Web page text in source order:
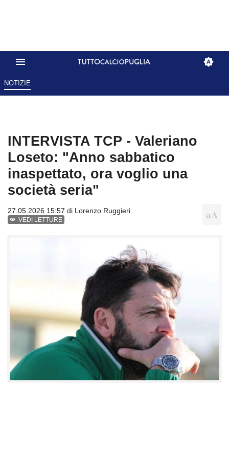
NOTIZIE
INTERVISTA TCP - Valeriano
Loseto: "Anno sabbatico
inaspettato, ora voglio una
società seria"
27.05.2026 15:57 di Lorenzo Ruggieri
VEDI LETTURE